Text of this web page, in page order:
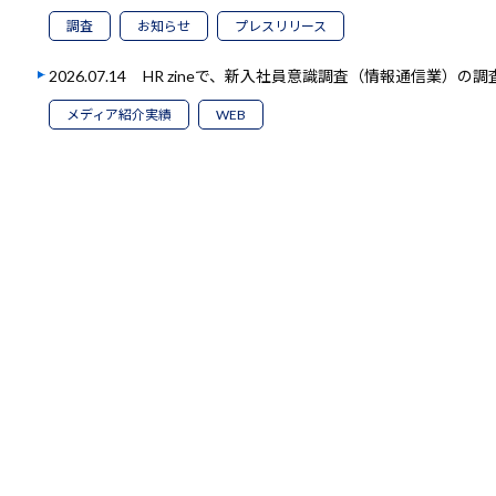
調査 お知らせ プレスリリース
2026.07.14 HR zineで、新入社員意識調査（情報通信業）の
メディア紹介実績 WEB